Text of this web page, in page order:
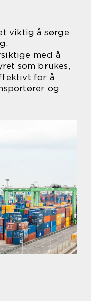
viktig å sørge
med å
som brukes,
for å
og